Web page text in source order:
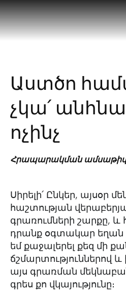
Աստծո
չկա՛
ոչինչ
Հրապարակման ամսաթիվ
Սիրելի՛ Ընկեր, այսօր
հաշտության
գրառումների շարքը, և
դրանք օգտակար եղան
եմ քաջալերել քեզ մի
ճշմարտություններով
այս գրառման
գրես քո վկայությունը։